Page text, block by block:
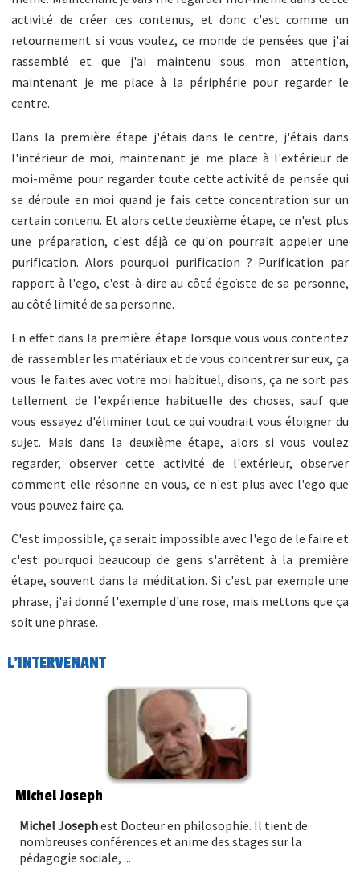
activité de créer ces contenus, et donc c'est comme un
retournement si vous voulez, ce monde de pensées que j'ai
rassemblé et que j'ai maintenu sous mon attention,
maintenant je me place à la périphérie pour regarder le
centre.
Dans la première étape j'étais dans le centre, j'étais dans
l'intérieur de moi, maintenant je me place à l'extérieur de
moi-même pour regarder toute cette activité de pensée qui
se déroule en moi quand je fais cette concentration sur un
certain contenu. Et alors cette deuxième étape, ce n'est plus
une préparation, c'est déjà ce qu'on pourrait appeler une
purification. Alors pourquoi purification ? Purification par
rapport à l'ego, c'est-à-dire au côté égoïste de sa personne,
au côté limité de sa personne.
En effet dans la première étape lorsque vous vous contentez
de rassembler les matériaux et de vous concentrer sur eux, ça
vous le faites avec votre moi habituel, disons, ça ne sort pas
tellement de l'expérience habituelle des choses, sauf que
vous essayez d'éliminer tout ce qui voudrait vous éloigner du
sujet. Mais dans la deuxième étape, alors si vous voulez
regarder, observer cette activité de l'extérieur, observer
comment elle résonne en vous, ce n'est plus avec l'ego que
vous pouvez faire ça.
C'est impossible, ça serait impossible avec l'ego de le faire et
c'est pourquoi beaucoup de gens s'arrêtent à la première
étape, souvent dans la méditation. Si c'est par exemple une
phrase, j'ai donné l'exemple d'une rose, mais mettons que ça
soit une phrase.
L'INTERVENANT
Michel Joseph
Michel Josephest Docteur en philosophie. Il tient de
nombreuses conférences et anime des stages sur la
pédagogie sociale, ...